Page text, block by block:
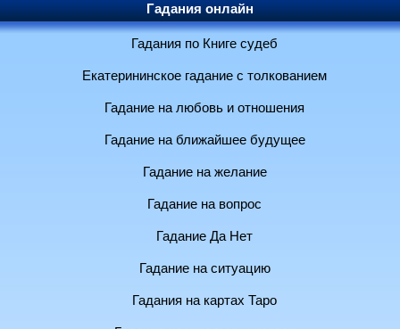
Гадания онлайн
Гадания по Книге судеб
Екатерининское гадание с толкованием
Гадание на любовь и отношения
Гадание на ближайшее будущее
Гадание на желание
Гадание на вопрос
Гадание Да Нет
Гадание на ситуацию
Гадания на картах Таро